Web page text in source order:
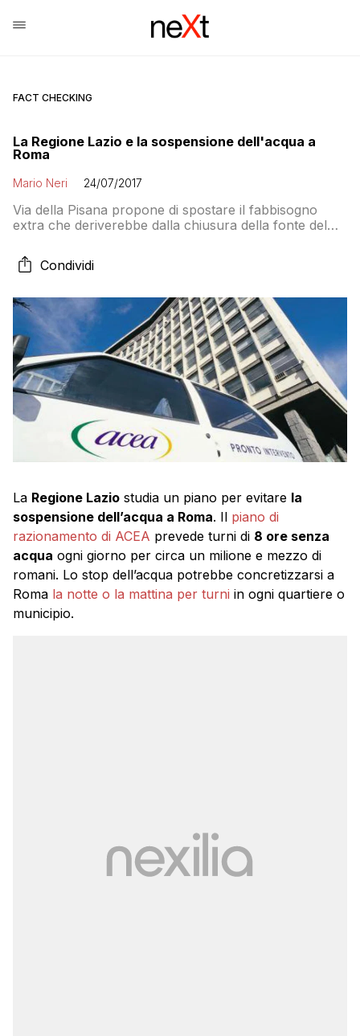
FACT CHECKING
La Regione Lazio e la sospensione dell'acqua a
Roma
Mario Neri 24/07/2017
Via della Pisana propone di spostare il fabbisogno
extra che deriverebbe dalla chiusura della fonte del
approvvigionamento della Capitale. L’alternativa è
quella di procedere con il piano ACEA di razionamento
Condividi
La Regione Lazio studia un piano per evitare la
sospensione dell’acqua a Roma. Il piano di
razionamento di ACEA prevede turni di 8 ore senza
acqua ogni giorno per circa un milione e mezzo di
romani. Lo stop dell’acqua potrebbe concretizzarsi a
Roma la notte o la mattina per turni in ogni quartiere o
municipio.